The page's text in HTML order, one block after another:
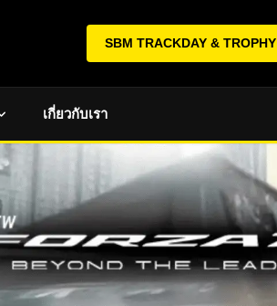
SBM TRACKDAY & TROPHY
เกี่ยวกับเรา